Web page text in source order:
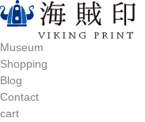
Museum
Shopping
Blog
Contact
cart